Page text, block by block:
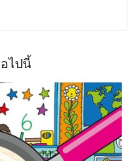
ไปนี้